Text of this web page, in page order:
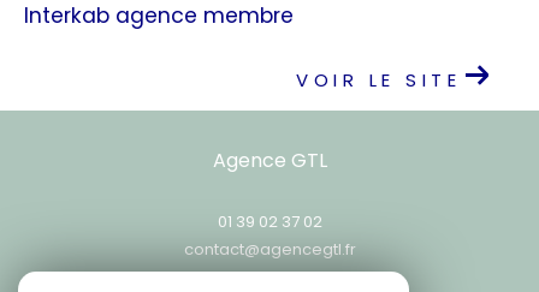
Interkab agence membre
VOIR LE SITE
Agence GTL
01 39 02 37 02
contact@agencegtl.fr
25, rue Exelmans